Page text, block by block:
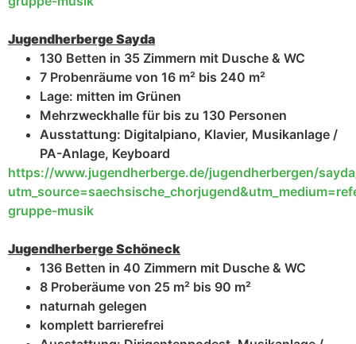
Jugendherberge Sayda
130 Betten in 35 Zimmern mit Dusche & WC
7 Probenräume von 16 m² bis 240 m²
Lage: mitten im Grünen
Mehrzweckhalle für bis zu 130 Personen
Ausstattung: Digitalpiano, Klavier, Musikanlage /
PA-Anlage, Keyboard
https://www.jugendherberge.de/jugendherbergen/
gruppe-musik
Jugendherberge Schöneck
136 Betten in 40 Zimmern mit Dusche & WC
8 Proberäume von 25 m² bis 90 m²
naturnah gelegen
komplett barrierefrei